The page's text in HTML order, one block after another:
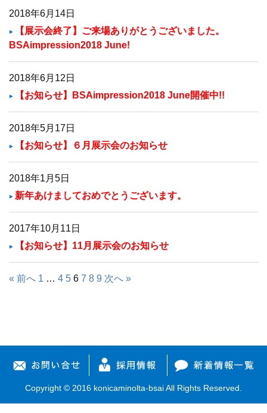
2018年6月14日
【展示会終了】ご来場ありがとうございました。
BSAimpression2018 June!
2018年6月12日
【お知らせ】BSAimpression2018 June開催中!!
2018年5月17日
【お知らせ】６月展示会のお知らせ
2018年1月5日
新年あけましておめでとうございます。
2017年10月11日
【お知らせ】11月展示会のお知らせ
« 前へ 1 … 4 5 6 7 8 9 次へ »
Copyright © 2016 konicaminolta-bsai All Rights Reserved.